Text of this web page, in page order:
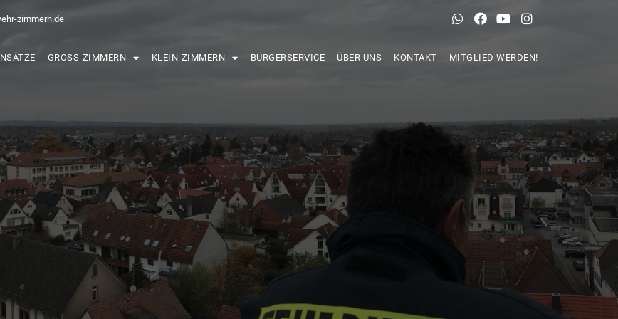
zimmern.de
GROSS-ZIMMERN KLEIN-ZIMMERN BÜRGERSERVICE ÜBER UNS KONTAKT MITGLIED WERDEN!